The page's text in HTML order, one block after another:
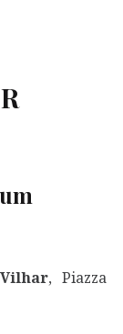
, Piazza